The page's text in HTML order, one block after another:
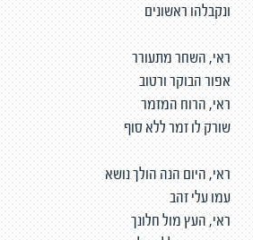
ונקבלהו ראשונים
ראי, השחר מתעורר
אפור הבוקר ורטוב
ראי, הרוח המזמר
שורק לו זמר ללא סוף
ראי, היום הנה הולך נושא
עמו עלי זהב
ראי, העץ מול חלונך